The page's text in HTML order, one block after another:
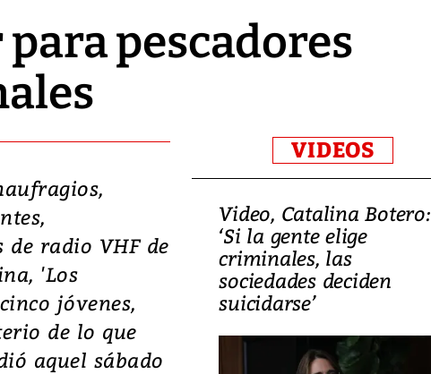
pescadores
de radio VHF de
'Los
jóvenes,
de lo que
aquel sábado
VIDEOS
Terremoto
y graves
Kumamoto
Video, Catalina Botero:
‘Si la gente elige
criminales, las
sociedades deciden
suicidarse’